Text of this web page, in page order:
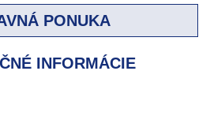
PONUKA
INFORMÁCIE